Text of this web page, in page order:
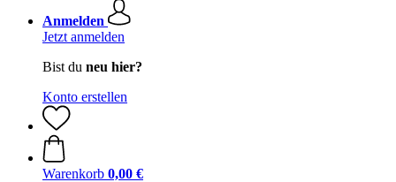
Anmelden
Jetzt anmelden
Bist du neu hier?
Konto erstellen
Warenkorb 0,00 €